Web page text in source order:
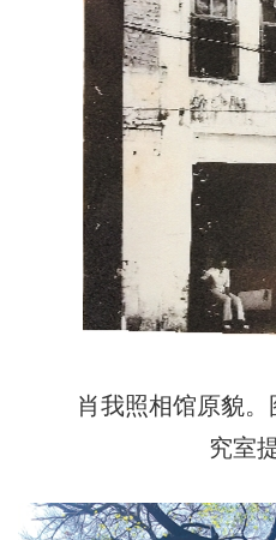
肖我照相馆原貌。
究室